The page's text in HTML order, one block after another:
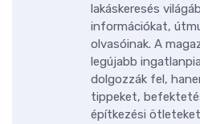
lakáskeresés
információkat,
olvasóinak. A
legújabb
dolgozzák fel,
tippeket,
építkezési